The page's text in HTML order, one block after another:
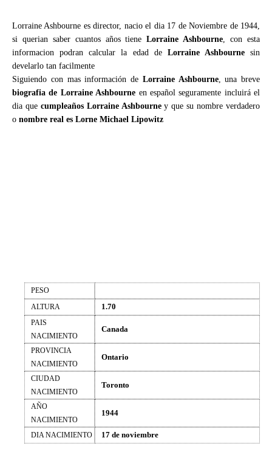
Lorraine Ashbourne es director, nacio el dia 17 de Noviembre de 1944,
si querian saber cuantos años tieneLorraine Ashbourne, con esta
informacion podran calcular la edad de Lorraine Ashbournesin
develarlo tan facilmente
Siguiendo con mas información de Lorraine Ashbourne, una breve
biografia de Lorraine Ashbourne en español seguramente incluirá el
dia que cumpleaños Lorraine Ashbourney que su nombre verdadero
o nombre real es Lorne Michael Lipowitz
PESO
ALTURA
1.70
PAIS
NACIMIENTO
Canada
PROVINCIA
NACIMIENTO
Ontario
CIUDAD
NACIMIENTO
Toronto
AÑO
NACIMIENTO
1944
DIA NACIMIENTO 17 de noviembre